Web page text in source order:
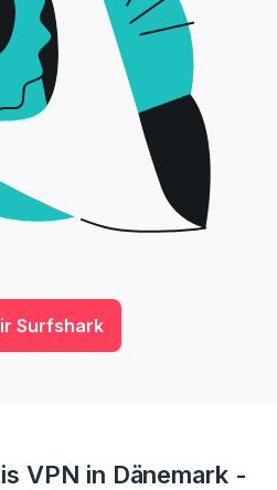
Surfshark
VPN in Dänemark -